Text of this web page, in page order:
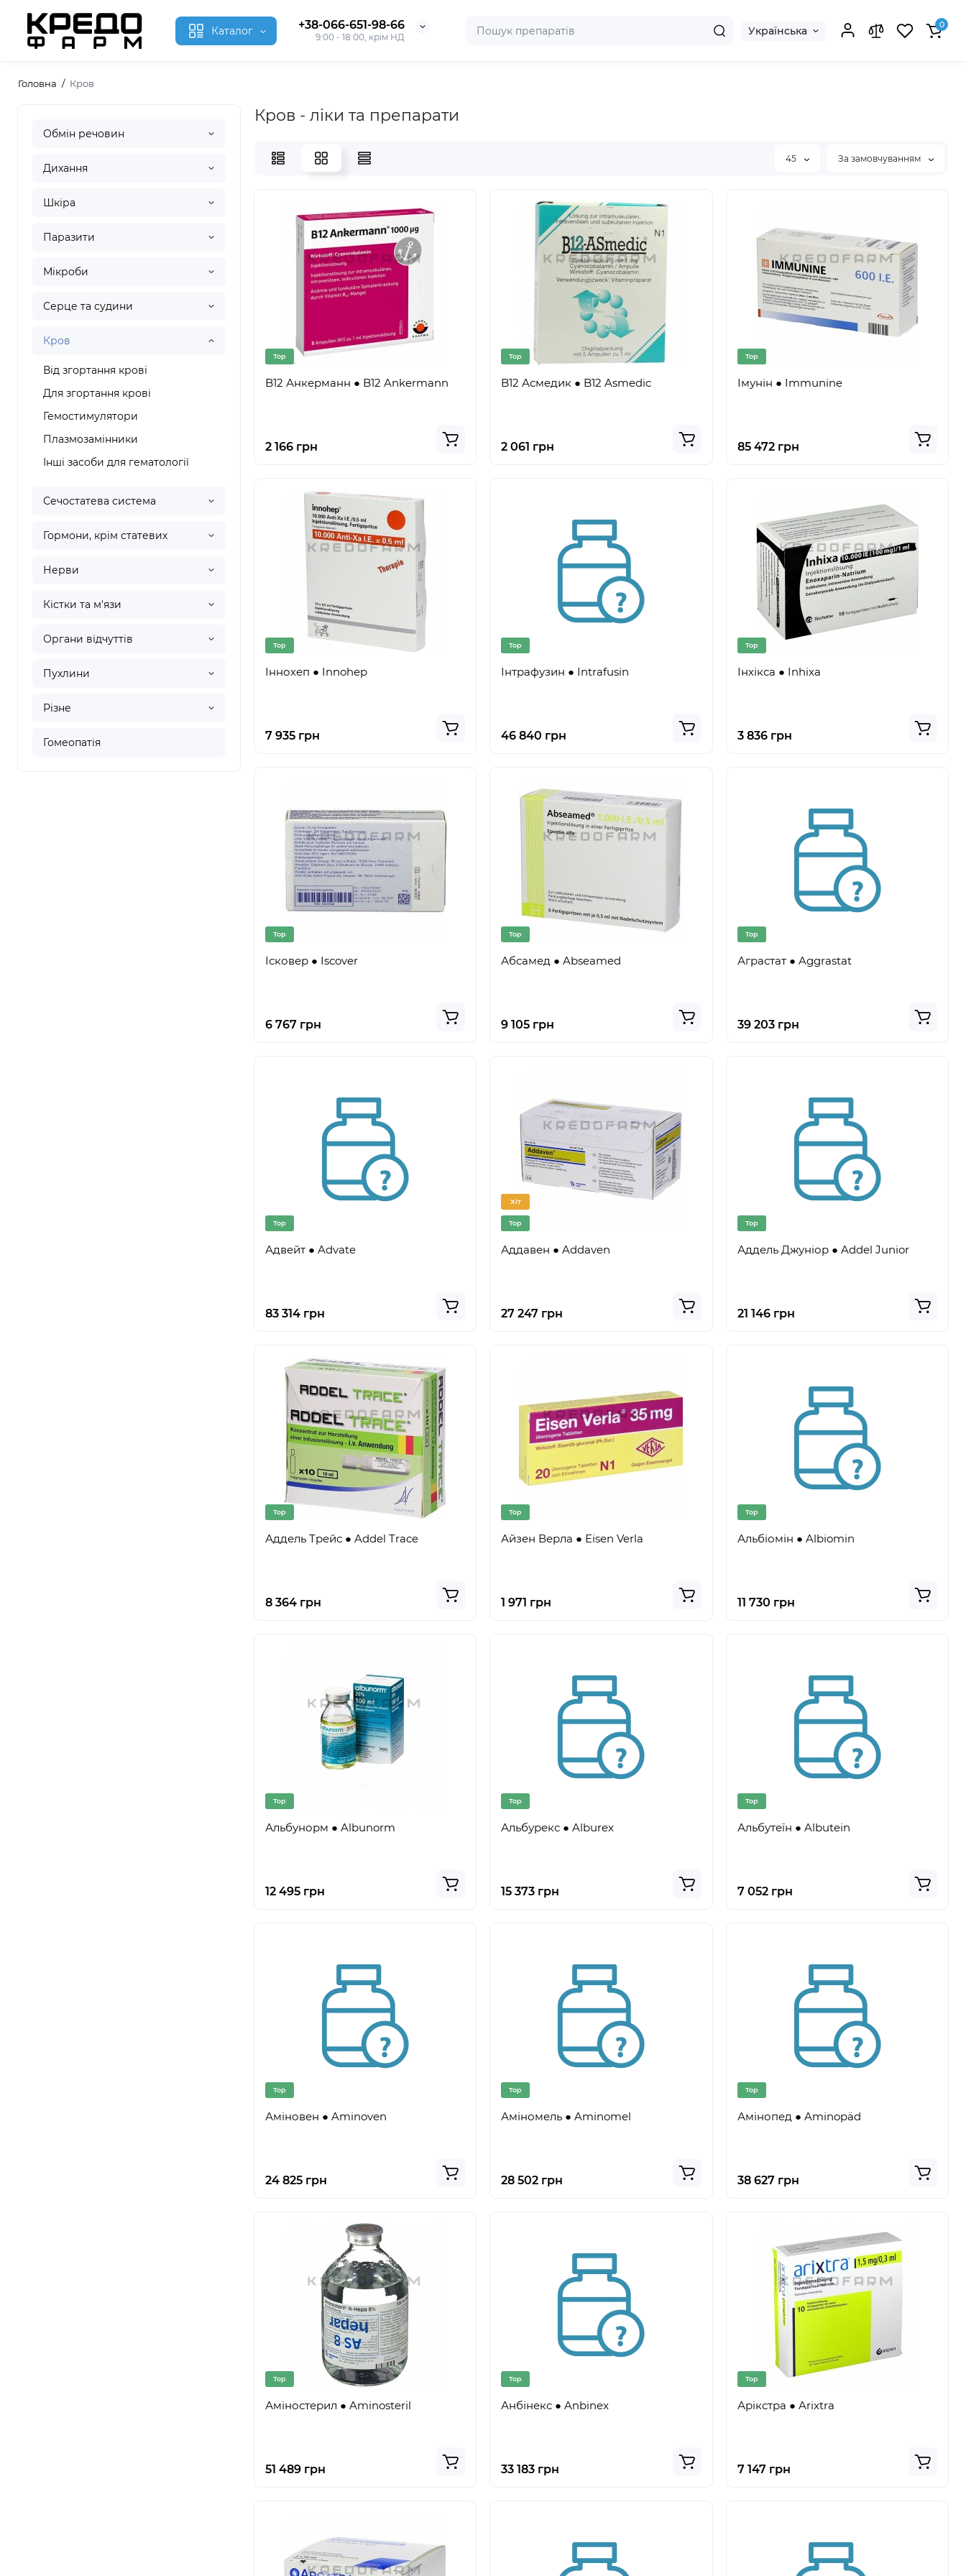
Каталог +38-066-651-98-66
9:00 - 18:00, крім НД Українська 0
Головна Кров
Обмін речовин
Дихання
Шкіра
Паразити
Мікроби
Серце та судини
Кров
Від згортання крові
Для згортання крові
Гемостимулятори
Плазмозамінники
Інші засоби для гематології
Сечостатева система
Гормони, крім статевих
Нерви
Кістки та м'язи
Органи відчуттів
Пухлини
Різне
Гомеопатія
Кров - ліки та препарати
45 За замовчуванням
Top
B12 Анкерманн ● B12 Ankermann
2 166 грн
Top
B12 Асмедик ● B12 Asmedic
2 061 грн
Top
Імунін ● Immunine
85 472 грн
Top
Іннохеп ● Innohep
7 935 грн
Top
Інтрафузин ● Intrafusin
46 840 грн
Top
Інхікса ● Inhixa
3 836 грн
Top
Ісковер ● Iscover
6 767 грн
Top
Абсамед ● Abseamed
9 105 грн
Top
Аграстат ● Aggrastat
39 203 грн
Top
Адвейт ● Advate
83 314 грн
Хіт
Top
Аддавен ● Addaven
27 247 грн
Top
Аддель Джуніор ● Addel Junior
21 146 грн
Top
Аддель Трейс ● Addel Trace
8 364 грн
Top
Айзен Верла ● Eisen Verla
1 971 грн
Top
Альбіомін ● Albiomin
11 730 грн
Top
Альбунорм ● Albunorm
12 495 грн
Top
Альбурекс ● Alburex
15 373 грн
Top
Альбутеїн ● Albutein
7 052 грн
Top
Аміновен ● Aminoven
24 825 грн
Top
Аміномель ● Aminomel
28 502 грн
Top
Амінопед ● Aminopäd
38 627 грн
Top
Аміностерил ● Aminosteril
51 489 грн
Top
Анбінекс ● Anbinex
33 183 грн
Top
Арікстра ● Arixtra
7 147 грн